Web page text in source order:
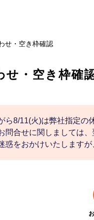
せ・空き枠確認
せ・空き枠確
ら8/11(火)は弊社指定の
問合せに関しましては
惑をおかけいたします